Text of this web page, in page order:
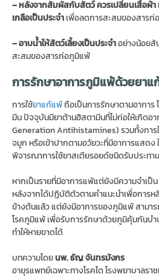
– หลังจากสัมผัสกับสัตว์ ควรเปลี่ยนเสื้อผ้า
เกลือเป็นประจำ เพื่อลดการสะสมของสารก่
– อาบน้ำให้สัตว์เลี้ยงเป็นประจำอย่างน้อยสั
สะสมของสารก่อภูมิแพ้
การรักษาอาการภูมิแพ้ด้วยยา
การใช้ยาแก้แพ้ถือเป็นการรักษาตามอากา
มีน ปัจจุบันมียาต้านฮิสตามีนที่ไม่ก่อให้เกิดอ
Generation Antihistamines) รวมทั้งการ
จมูก หรือเข้าปากตามอวัยวะที่มีอาการแสดง
พิจารณาการใช้ยาสเตียรอยด์ชนิดรับประทา
หากเป็นรายที่มีอาการแพ้แต่ยังมีความจำเป็
หลังจากได้ปฏิบัติตัวตามคำแนะนำเพื่อการ
ข้างต้นแล้ว แต่ยังมีอาการของภูมิแพ้ สามา
โรคภูมิแพ้ เพื่อรับการรักษาด้วยภูมิคุ้มกันบ
ทำให้หายขาดได้
บทความโดยนพ. ธัญ จันทรมังกร
อายุรแพทย์เฉพาะทางโรคไต โรงพยาบาลราช